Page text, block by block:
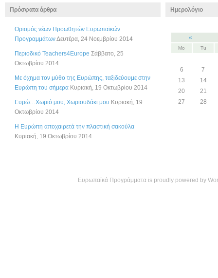
Πρόσφατα άρθρα
Ορισμός νέων Προωθητών Ευρωπαϊκών
ΠρογραμμάτωνΔευτέρα, 24 Νοεμβρίου 2014
Περιοδικό Teachers4Europe Σάββατο, 25
Οκτωβρίου 2014
Με όχημα τον μύθο της Ευρώπης, ταξιδεύουμε στην
Ευρώπη του σήμερα Κυριακή, 19 Οκτωβρίου 2014
Ευρώ…Χωριό μου, Χωριουδάκι μου Κυριακή, 19
Οκτωβρίου 2014
Η Ευρώπη αποχαιρετά την πλαστική σακούλα
Κυριακή, 19 Οκτωβρίου 2014
Ημερολόγιο
«
Mo Tu
6
7
13
14
20
21
27
28
Ευρωπαϊκά Προγράμματα is proudly powered by